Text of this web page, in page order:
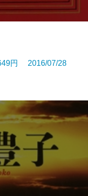
円 2016/07/28